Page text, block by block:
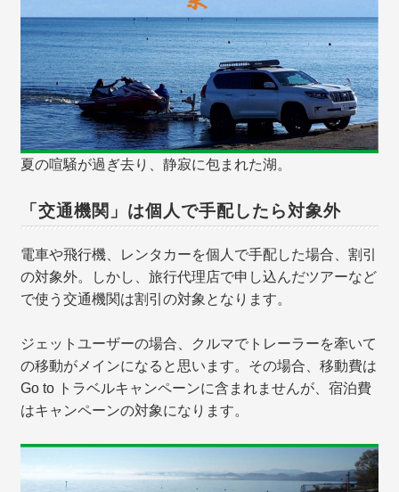
夏の喧騒が過ぎ去り、静寂に包まれた湖。
「交通機関」は個人で手配したら対象外
電車や飛行機、レンタカーを個人で手配した場合、割引
の対象外。しかし、旅行代理店で申し込んだツアーなど
で使う交通機関は割引の対象となります。
ジェットユーザーの場合、クルマでトレーラーを牽いて
の移動がメインになると思います。その場合、移動費は
Go to トラベルキャンペーンに含まれませんが、宿泊費
はキャンペーンの対象になります。